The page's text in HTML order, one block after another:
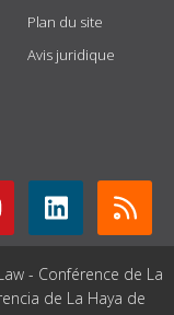
Plan du site
Avis juridique
- Conférence de La
de La Haya de